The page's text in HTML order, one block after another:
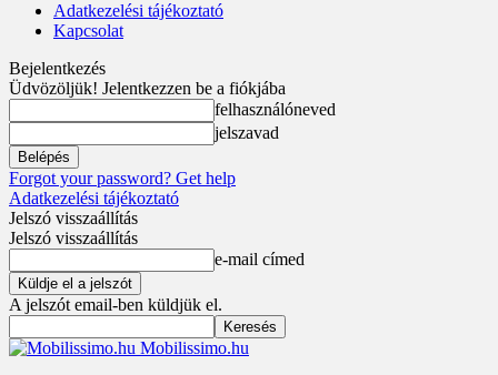
Adatkezelési tájékoztató
Kapcsolat
Bejelentkezés
Üdvözöljük! Jelentkezzen be a fiókjába
felhasználóneved
jelszavad
Forgot your password? Get help
Adatkezelési tájékoztató
Jelszó visszaállítás
Jelszó visszaállítás
e-mail címed
A jelszót email-ben küldjük el.
Mobilissimo.hu